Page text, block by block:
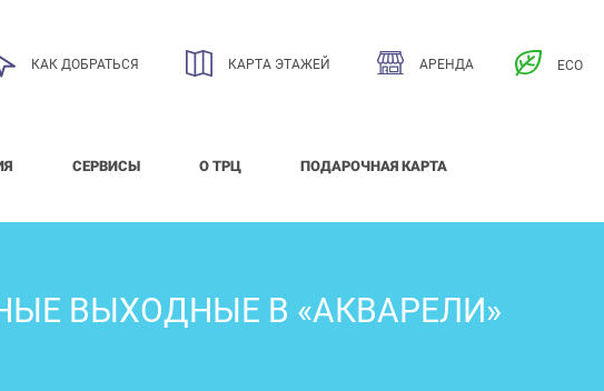
КАК ДОБРАТЬСЯ КАРТА ЭТАЖЕЙ АРЕНДА ECO
СЕРВИСЫ О ТРЦ ПОДАРОЧНАЯ КАРТА
ВЫХОДНЫЕ В «АКВАРЕЛИ»